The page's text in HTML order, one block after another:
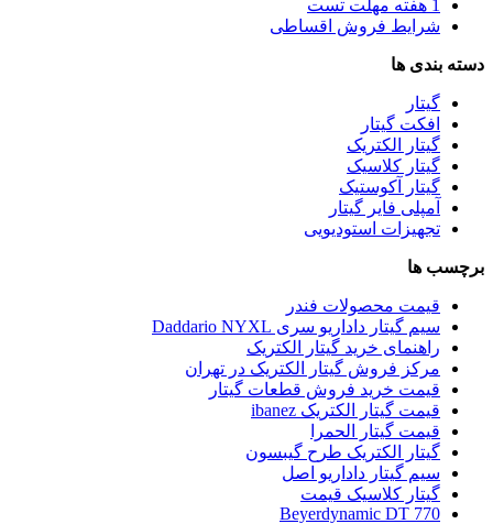
1 هفته مهلت تست
شرایط فروش اقساطی
دسته بندی ها
گیتار
افکت گیتار
گیتار الکتریک
گیتار کلاسیک
گیتار آکوستیک
آمپلی فایر گیتار
تجهیزات استودیویی
برچسب ها
قیمت محصولات فندر
سیم گیتار داداریو سری Daddario NYXL
راهنمای خرید گیتار الکتریک
مرکز فروش گیتار الکتریک در تهران
قیمت خرید فروش قطعات گیتار
قیمت گیتار الکتریک ibanez
قیمت گیتار الحمرا
گیتار الکتریک طرح گیبسون
سیم گیتار داداریو اصل
گیتار کلاسیک قیمت
Beyerdynamic DT 770